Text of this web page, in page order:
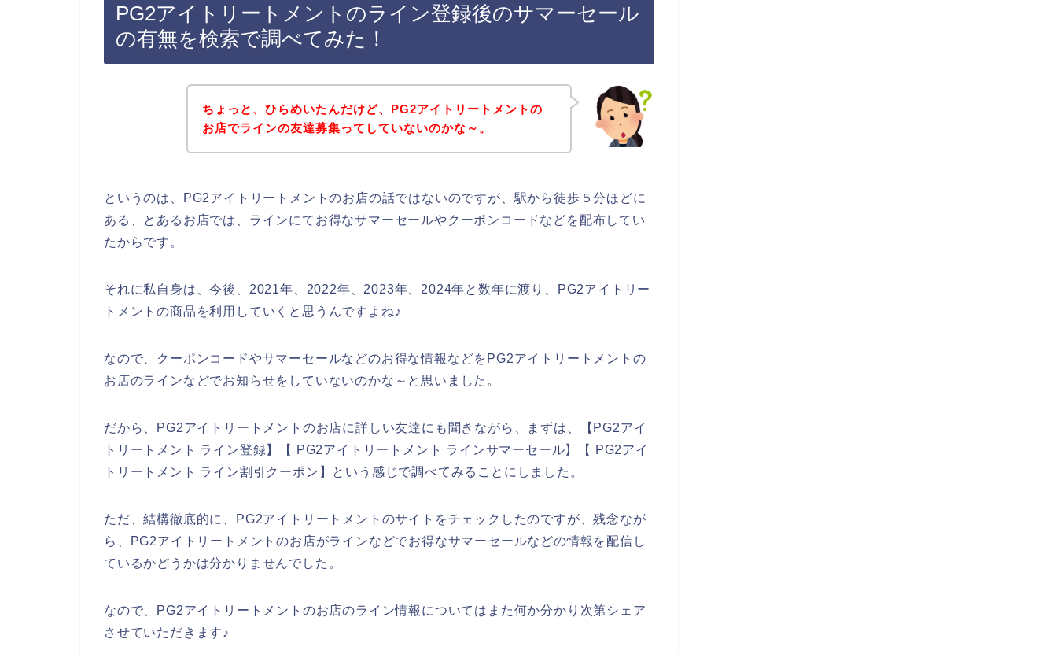
PG2アイトリートメントのライン登録後のサマーセール
の有無を検索で調べてみた！
ちょっと、ひらめいたんだけど、PG2アイトリートメントの
お店でラインの友達募集ってしていないのかな～。
というのは、PG2アイトリートメントのお店の話ではないのですが、駅から徒歩５分ほどに
ある、とあるお店では、ラインにてお得なサマーセールやクーポンコードなどを配布してい
たからです。
それに私自身は、今後、2021年、2022年、2023年、2024年と数年に渡り、PG2アイトリー
トメントの商品を利用していくと思うんですよね♪
なので、クーポンコードやサマーセールなどのお得な情報などをPG2アイトリートメントの
お店のラインなどでお知らせをしていないのかな～と思いました。
だから、PG2アイトリートメントのお店に詳しい友達にも聞きながら、まずは、【PG2アイ
トリートメント ライン登録】【 PG2アイトリートメント ラインサマーセール】【 PG2アイ
トリートメント ライン割引クーポン】という感じで調べてみることにしました。
ただ、結構徹底的に、PG2アイトリートメントのサイトをチェックしたのですが、残念なが
ら、PG2アイトリートメントのお店がラインなどでお得なサマーセールなどの情報を配信し
ているかどうかは分かりませんでした。
なので、PG2アイトリートメントのお店のライン情報についてはまた何か分かり次第シェア
させていただきます♪